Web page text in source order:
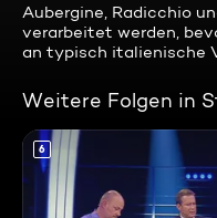
Aubergine, Radicchio
verarbeitet werden,
an typisch italienische
Weitere Folgen in
6